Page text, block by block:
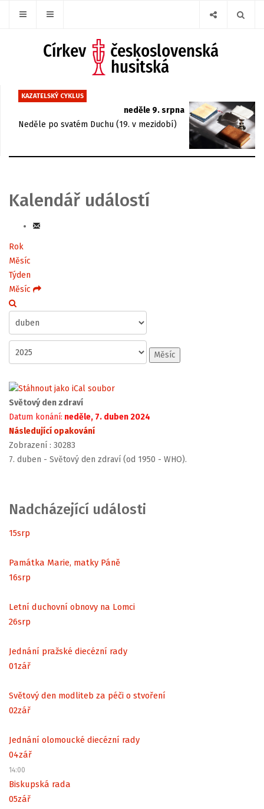
KAZATELSKÝ CYKLUS
neděle 9. srpna
Neděle po svatém Duchu (19. v mezidobí)
Kalendář událostí
Rok
Měsíc
Týden
Měsíc
Měsíc
Světový den zdraví
Datum konání: neděle, 7. duben 2024
Následující opakování
Zobrazení : 30283
7. duben - Světový den zdraví (od 1950 - WHO).
Nadcházející události
15srp
Památka Marie, matky Páně
16srp
Letní duchovní obnovy na Lomci
26srp
Jednání pražské diecézní rady
01zář
Světový den modliteb za péči o stvoření
02zář
Jednání olomoucké diecézní rady
04zář
14:00
Biskupská rada
05zář